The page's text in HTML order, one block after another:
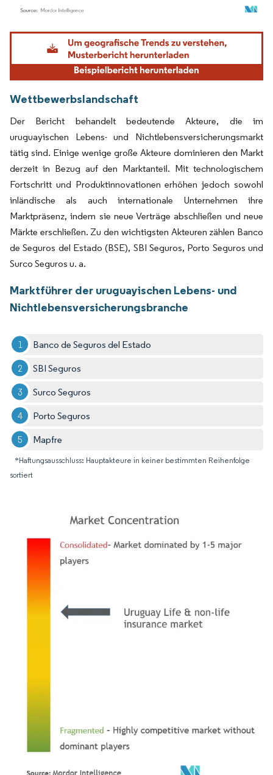
Bild © Mordor Intelligence. Wiederverwendung erfordert Namensnennung gemäß
Wettbewerbslandschaft
Der Bericht behandelt bedeutende Akteure, die im
uruguayischen Lebens- und Nichtlebensversicherungsmarkt
tätig sind. Einige wenige große Akteure dominieren den Markt
derzeit in Bezug auf den Marktanteil. Mit technologischem
Fortschritt und Produktinnovationen erhöhen jedoch sowohl
inländische als auch internationale Unternehmen ihre
Marktpräsenz, indem sie neue Verträge abschließen und neue
Märkte erschließen. Zu den wichtigsten Akteuren zählen Banco
de Seguros del Estado (BSE), SBI Seguros, Porto Seguros und
Surco Seguros u. a.
Marktführer der uruguayischen Lebens- und
Nichtlebensversicherungsbranche
Banco de Seguros del Estado
SBI Seguros
Surco Seguros
Porto Seguros
Mapfre
*Haftungsausschluss: Hauptakteure in keiner bestimmten Reihenfolge
sortiert